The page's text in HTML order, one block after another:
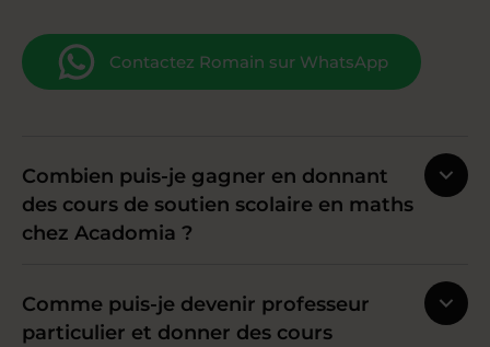
Contactez Romain sur WhatsApp
Combien puis-je gagner en donnant
des cours de soutien scolaire en maths
chez Acadomia ?
Comme puis-je devenir professeur
particulier et donner des cours